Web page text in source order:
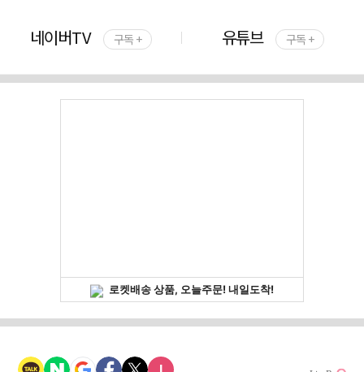
네이버TV 구독 + 유튜브 구독 +